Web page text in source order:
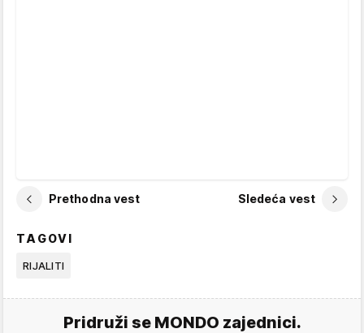
Prethodna vest Sledeća vest
TAGOVI
RIJALITI
Pridruži se MONDO zajednici.